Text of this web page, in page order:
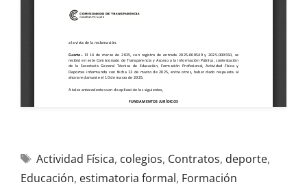
Actividad Física, colegios, Contratos, deporte,
Educación, estimatoria formal, Formación